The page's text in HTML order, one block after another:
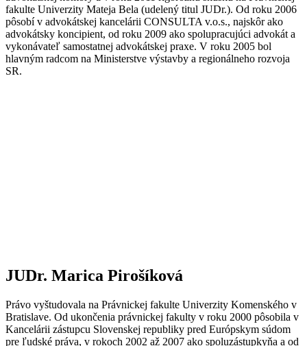
fakulte Univerzity Mateja Bela (udelený titul JUDr.). Od roku 2006
pôsobí v advokátskej kancelárii CONSULTA v.o.s., najskôr ako
advokátsky koncipient, od roku 2009 ako spolupracujúci advokát a
vykonávateľ samostatnej advokátskej praxe. V roku 2005 bol
hlavným radcom na Ministerstve výstavby a regionálneho rozvoja
SR.
JUDr. Marica Pirošíková​
Právo vyštudovala na Právnickej fakulte Univerzity Komenského v
Bratislave. Od ukončenia právnickej fakulty v roku 2000 pôsobila v
Kancelárii zástupcu Slovenskej republiky pred Európskym súdom
pre ľudské práva, v rokoch 2002 až 2007 ako spoluzástupkyňa a od